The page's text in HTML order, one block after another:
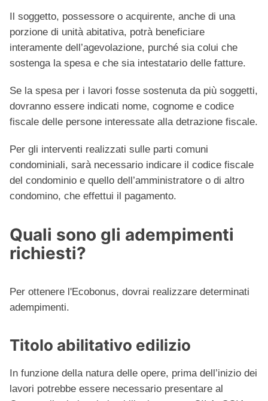
Il soggetto, possessore o acquirente, anche di una
porzione di unità abitativa, potrà beneficiare
interamente dell’agevolazione, purché sia colui che
sostenga la spesa e che sia intestatario delle fatture.
Se la spesa per i lavori fosse sostenuta da più soggetti,
dovranno essere indicati nome, cognome e codice
fiscale delle persone interessate alla detrazione fiscale.
Per gli interventi realizzati sulle parti comuni
condominiali, sarà necessario indicare il codice fiscale
del condominio e quello dell’amministratore o di altro
condomino, che effettui il pagamento.
Quali sono gli adempimenti
richiesti?
Per ottenere l'Ecobonus, dovrai realizzare determinati
adempimenti.
Titolo abilitativo edilizio
In funzione della natura delle opere, prima dell’inizio dei
lavori potrebbe essere necessario presentare al